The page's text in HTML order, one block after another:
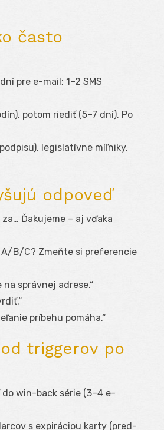
často
pre e-mail; 1–2 SMS
potom riediť (5–7 dní). Po
legislatívne míľniky,
odpoveď
Ďakujeme – aj vďaka
B/C? Zmeňte si preferencie
správnej adrese.“
príbehu pomáha.“
triggerov po
win-back série (3–4 e-
s expiráciou karty (pred-